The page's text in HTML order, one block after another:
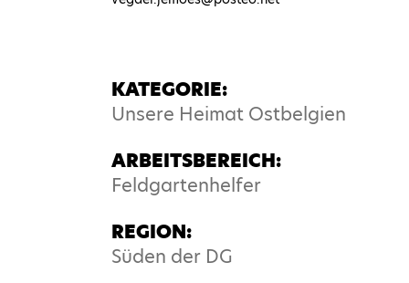
KATEGORIE:
Unsere Heimat Ostbelgien
ARBEITSBEREICH:
Feldgartenhelfer
REGION:
Süden der DG